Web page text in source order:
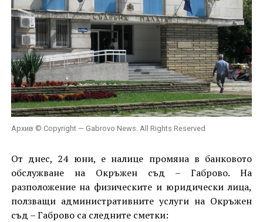
Архив © Copyright — Gabrovo News. All Rights Reserved
От днес, 24 юни, е налице промяна в банковото
обслужване на Окръжен съд – Габрово. На
разположение на физическите и юридически лица,
ползващи административните услуги на Окръжен
съд – Габрово са следните сметки: